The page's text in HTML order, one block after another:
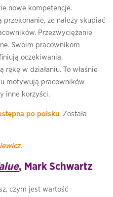
nowe kompetencje.
przekonanie, że należy skupiać
Przezwyciężanie
Swoim pracownikom
oczekiwania,
w działaniu. To właśnie
motywują pracowników
inne korzyści.
po polsku. Została
.
, Mark Schwartz
czym jest wartość